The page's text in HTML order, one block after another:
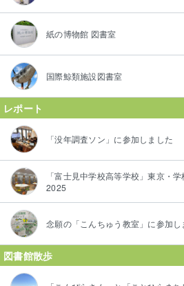
紙の博物館 図書室
国際鯨類施設図書室
レポート
「没年調査ソン」に参加しました
「富士見中学校高等学校」東京・
2025
念願の「こんちゅう教室」に参加し
図書館散歩